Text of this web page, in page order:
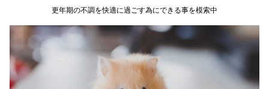
更年期の不調を快適に過ごす為にできる事を模索中